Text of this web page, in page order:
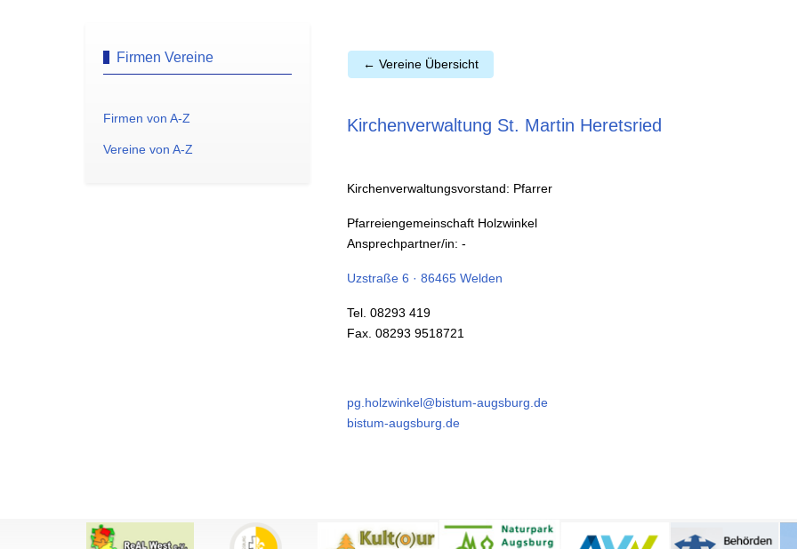
Firmen Vereine
Firmen von A-Z
Vereine von A-Z
← Vereine Übersicht
Kirchenverwaltung St. Martin Heretsried
Kirchenverwaltungsvorstand: Pfarrer
Pfarreiengemeinschaft Holzwinkel
Ansprechpartner/in: -
Uzstraße 6 · 86465 Welden
Tel. 08293 419
Fax. 08293 9518721
pg.holzwinkel@bistum-augsburg.de
bistum-augsburg.de